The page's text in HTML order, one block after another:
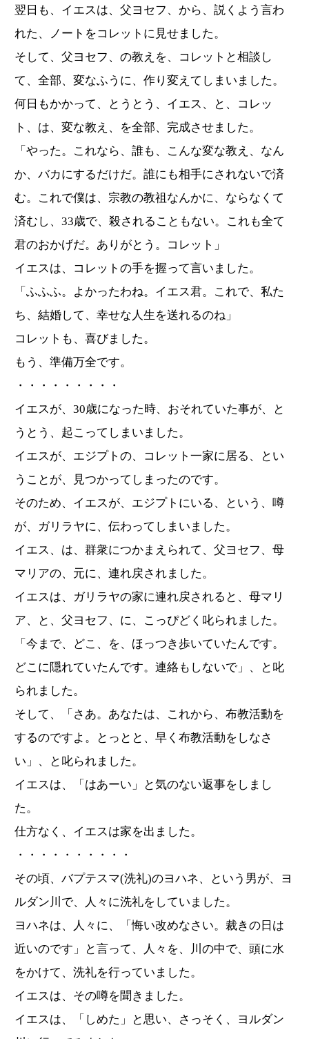
翌日も、イエスは、父ヨセフ、から、説くよう言わ
れた、ノートをコレットに見せました。
そして、父ヨセフ、の教えを、コレットと相談し
て、全部、変なふうに、作り変えてしまいました。
何日もかかって、とうとう、イエス、と、コレッ
ト、は、変な教え、を全部、完成させました。
「やった。これなら、誰も、こんな変な教え、なん
か、バカにするだけだ。誰にも相手にされないで済
む。これで僕は、宗教の教祖なんかに、ならなくて
済むし、33歳で、殺されることもない。これも全て
君のおかげだ。ありがとう。コレット」
イエスは、コレットの手を握って言いました。
「ふふふ。よかったわね。イエス君。これで、私た
ち、結婚して、幸せな人生を送れるのね」
コレットも、喜びました。
もう、準備万全です。
・・・・・・・・・
イエスが、30歳になった時、おそれていた事が、と
うとう、起こってしまいました。
イエスが、エジプトの、コレット一家に居る、とい
うことが、見つかってしまったのです。
そのため、イエスが、エジプトにいる、という、噂
が、ガリラヤに、伝わってしまいました。
イエス、は、群衆につかまえられて、父ヨセフ、母
マリアの、元に、連れ戻されました。
イエスは、ガリラヤの家に連れ戻されると、母マリ
ア、と、父ヨセフ、に、こっぴどく叱られました。
「今まで、どこ、を、ほっつき歩いていたんです。
どこに隠れていたんです。連絡もしないで」、と叱
られました。
そして、「さあ。あなたは、これから、布教活動を
するのですよ。とっとと、早く布教活動をしなさ
い」、と叱られました。
イエスは、「はあーい」と気のない返事をしまし
た。
仕方なく、イエスは家を出ました。
・・・・・・・・・・
その頃、バプテスマ(洗礼)のヨハネ、という男が、ヨ
ルダン川で、人々に洗礼をしていました。
ヨハネは、人々に、「悔い改めなさい。裁きの日は
近いのです」と言って、人々を、川の中で、頭に水
をかけて、洗礼を行っていました。
イエスは、その噂を聞きました。
イエスは、「しめた」と思い、さっそく、ヨルダン